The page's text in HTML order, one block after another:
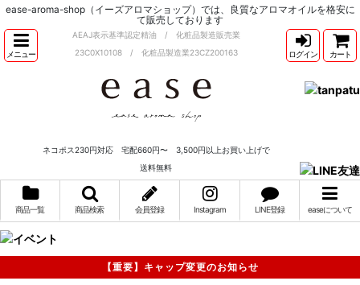
ease-aroma-shop（イーズアロマショップ）では、良質なアロマオイルを格安に
て販売しております
メニュー
AEAJ表示基準認定精油 / 化粧品製造販売業
23C0X10108 / 化粧品製造業23CZ200163
ネコポス230円対応 宅配660円〜 3,500円以上お買い上げで
送料無料
ログイン カート
商品一覧 商品検索 会員登録 Instagram LINE登録 easeについて
【重要】キャップ変更のお知らせ